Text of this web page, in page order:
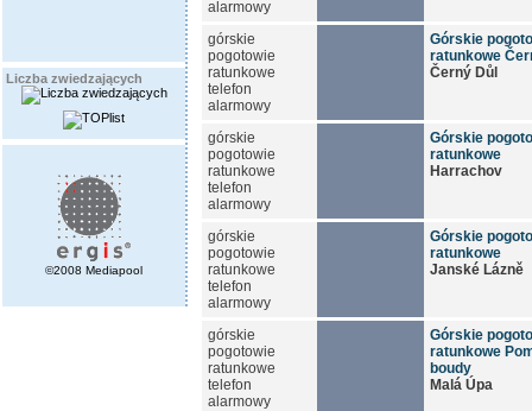
Liczba zwiedzających
©2008 Mediapool
alarmowy
górskie
pogotowie
ratunkowe
telefon
alarmowy
Górskie
ratunkowe
Černý Důl
górskie
pogotowie
ratunkowe
telefon
alarmowy
Górskie
ratunkowe
Harrachov
górskie
pogotowie
ratunkowe
telefon
alarmowy
Górskie
ratunkowe
Janské Lázně
górskie
pogotowie
ratunkowe
telefon
alarmowy
Górskie
ratunkowe
boudy
Malá Úpa